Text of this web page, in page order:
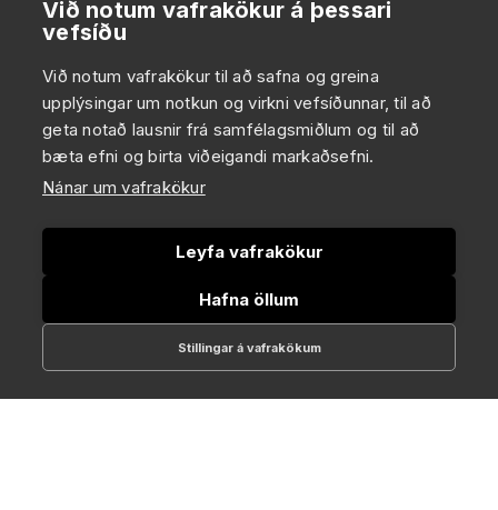
Við notum vafrakökur á þessari
vefsíðu
Við notum vafrakökur til að safna og greina
upplýsingar um notkun og virkni vefsíðunnar, til að
geta notað lausnir frá samfélagsmiðlum og til að
bæta efni og birta viðeigandi markaðsefni.
Nánar um vafrakökur
Leyfa vafrakökur
Hafna öllum
Stillingar á vafrakökum